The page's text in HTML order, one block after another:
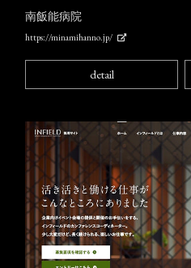
南飯能病院
https://minamihanno.jp/
detail